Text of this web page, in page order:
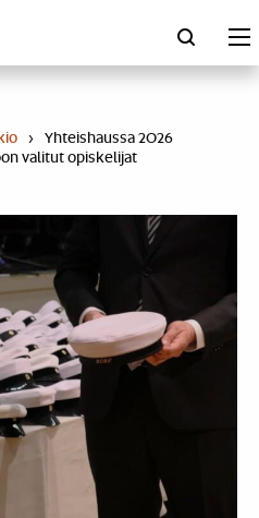
› Yhteishaussa 2026
valitut opiskelijat